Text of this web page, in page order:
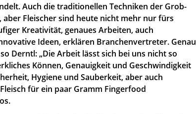
Auch die traditionellen Techniken der Grob-
Fleischer sind heute nicht mehr nur fürs
Kreativität, genaues Arbeiten, auch
Ideen, erklären Branchenvertreter. Genau
Derntl: „Die Arbeit lässt sich bei uns nicht so
Können, Genauigkeit und Geschwindigkeit
Hygiene und Sauberkeit, aber auch
für ein paar Gramm Fingerfood